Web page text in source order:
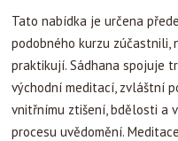
Tato nabídka je určena
podobného kurzu zúčastnili,
praktikují. Sádhana spojuje
východní meditací, zvláštní
vnitřnímu ztišení, bdělosti a
procesu uvědomění.